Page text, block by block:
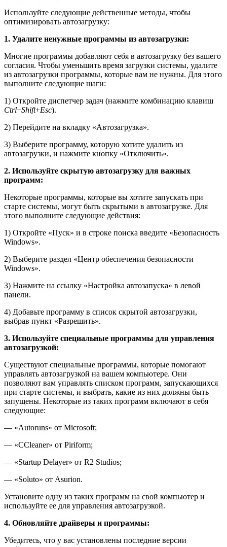
Используйте следующие действенные методы, чтобы
оптимизировать автозагрузку:
1. Удалите ненужные программы из автозагрузки:
Многие программы добавляют себя в автозагрузку без вашего
согласия. Чтобы уменьшить время загрузки системы, удалите
из автозагрузки программы, которые вам не нужны. Для этого
выполните следующие шаги:
1) Откройте диспетчер задач (нажмите комбинацию клавиш
Ctrl+Shift+Esc).
2) Перейдите на вкладку «Автозагрузка».
3) Выберите программу, которую хотите удалить из
автозагрузки, и нажмите кнопку «Отключить».
2. Используйте скрытую автозагрузку для важных
программ:
Некоторые программы, которые вы хотите запускать при
старте системы, могут быть скрытыми в автозагрузке. Для
этого выполните следующие действия:
1) Откройте «Пуск» и в строке поиска введите «Безопасность
Windows».
2) Выберите раздел «Центр обеспечения безопасности
Windows».
3) Нажмите на ссылку «Настройка автозапуска» в левой
панели.
4) Добавьте программу в список скрытой автозагрузки,
выбрав пункт «Разрешить».
3. Используйте специальные программы для управления
автозагрузкой:
Существуют специальные программы, которые помогают
управлять автозагрузкой на вашем компьютере. Они
позволяют вам управлять списком программ, запускающихся
при старте системы, и выбрать, какие из них должны быть
запущены. Некоторые из таких программ включают в себя
следующие:
— «Autoruns» от Microsoft;
— «CCleaner» от Piriform;
— «Startup Delayer» от R2 Studios;
— «Soluto» от Asurion.
Установите одну из таких программ на свой компьютер и
используйте ее для управления автозагрузкой.
4. Обновляйте драйверы и программы:
Убедитесь, что у вас установлены последние версии